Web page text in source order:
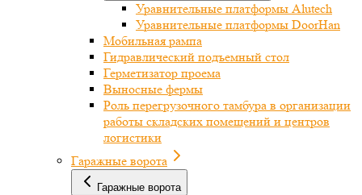
Уравнительные платформы Alutech
Уравнительные платформы DoorHan
Мобильная рампа
Гидравлический подъемный стол
Герметизатор проема
Выносные фермы
Роль перегрузочного тамбура в организации
работы складских помещений и центров
логистики
Гаражные ворота
Гаражные ворота